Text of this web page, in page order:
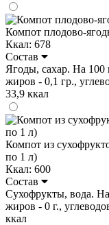
Компот плодово-
Ккал: 678
Состав
Ягоды, сахар. На 100
жиров - 0,1 гр.,
33,9 ккал
Компот из
по 1 л)
Ккал: 600
Состав
Сухофрукты, вода.
жиров - 0 г.,
ккал